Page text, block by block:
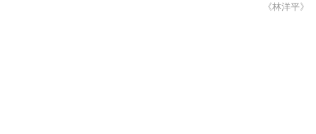
《林洋平》